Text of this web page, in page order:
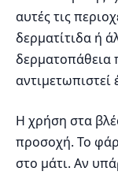
αυτές τις
δερματίτιδα ή
δερματοπάθεια
αντιμετωπιστεί
Η χρήση στα
προσοχή. Το
στο μάτι. Αν